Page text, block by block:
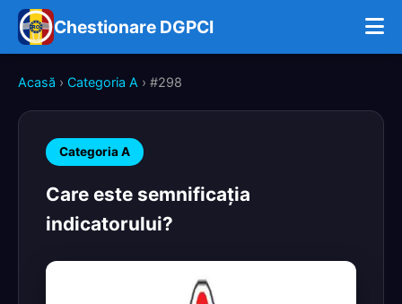
Chestionare DGPCI
Acasă › Categoria A › #298
Categoria A
Care este semnificaţia
indicatorului?